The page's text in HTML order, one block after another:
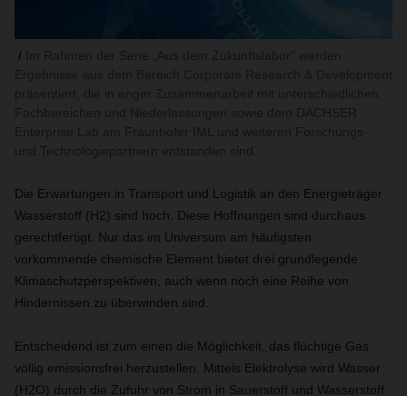
Die Erwartungen in Transport und Logistik an den Energieträger
Wasserstoff (H2) sind hoch. Diese Hoffnungen sind durchaus
gerechtfertigt. Nur das im Universum am häufigsten
vorkommende chemische Element bietet drei grundlegende
Klimaschutzperspektiven, auch wenn noch eine Reihe von
Hindernissen zu überwinden sind.
Entscheidend ist zum einen die Möglichkeit, das flüchtige Gas
völlig emissionsfrei herzustellen. Mittels Elektrolyse wird Wasser
(H2O) durch die Zufuhr von Strom in Sauerstoff und Wasserstoff